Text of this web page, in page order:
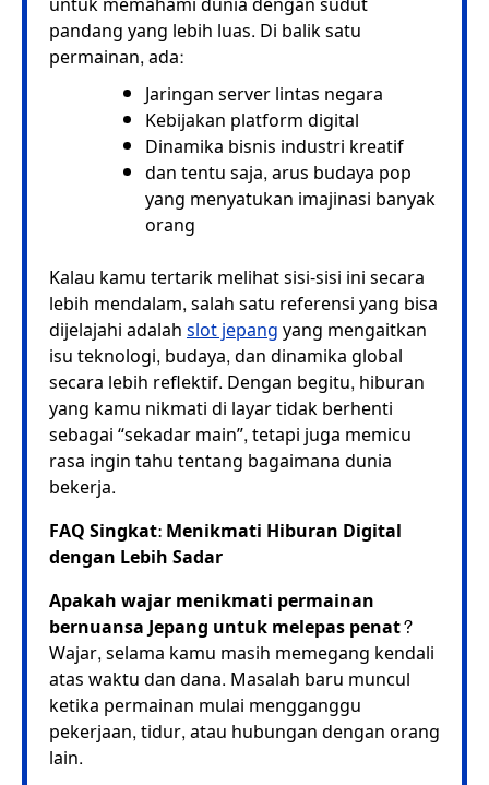
pandang yang lebih luas. Di balik satu
permainan, ada:
Jaringan server lintas negara
Kebijakan platform digital
Dinamika bisnis industri kreatif
dan tentu saja, arus budaya pop
yang menyatukan imajinasi banyak
orang
Kalau kamu tertarik melihat sisi-sisi ini secara
lebih mendalam, salah satu referensi yang bisa
dijelajahi adalahslot jepangyang mengaitkan
isu teknologi, budaya, dan dinamika global
secara lebih reflektif. Dengan begitu, hiburan
yang kamu nikmati di layar tidak berhenti
sebagai “sekadar main”, tetapi juga memicu
rasa ingin tahu tentang bagaimana dunia
bekerja.
FAQ Singkat: Menikmati Hiburan Digital
dengan Lebih Sadar
Apakah wajar menikmati permainan
bernuansa Jepang untuk melepas penat?
Wajar, selama kamu masih memegang kendali
atas waktu dan dana. Masalah baru muncul
ketika permainan mulai mengganggu
pekerjaan, tidur, atau hubungan dengan orang
lain.